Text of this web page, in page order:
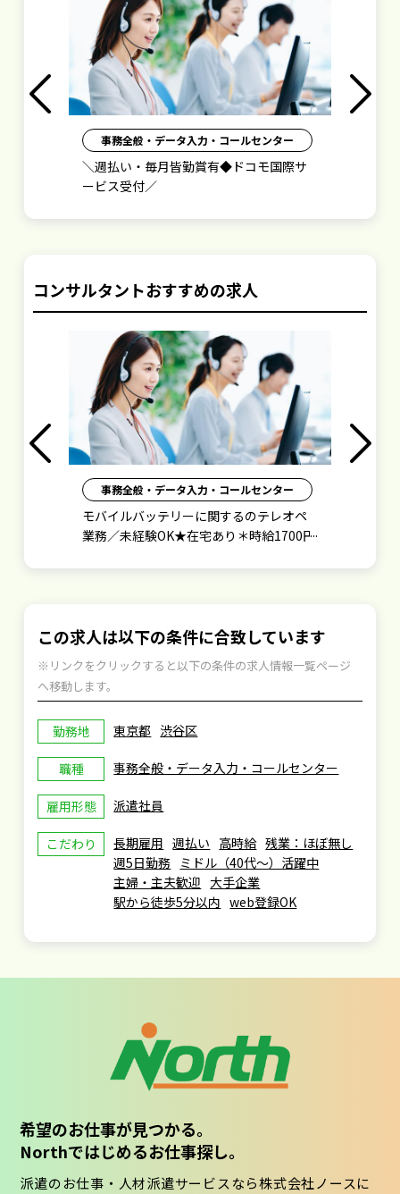
事務全般・データ入力・コールセンター
＼週払い・毎月皆勤賞有◆ドコモ国際サ
ービス受付／
コンサルタントおすすめの求人
事務全般・データ入力・コールセンター
モバイルバッテリーに関するのテレオペ
業務／未経験OK★在宅あり＊時給1700円
この求人は以下の条件に合致しています
※リンクをクリックすると以下の条件の求人情報一覧ページ
へ移動します。
勤務地 東京都 渋谷区
職種 事務全般・データ入力・コールセンター
雇用形態 派遣社員
こだわり 長期雇用 週払い 高時給 残業：ほぼ無し
週5日勤務
ミドル（40代～）活躍中
主婦・主夫歓迎 大手企業
駅から徒歩5分以内 web登録OK
希望のお仕事が見つかる。
Northではじめるお仕事探し。
派遣のお仕事・人材派遣サービスなら株式会社ノースに